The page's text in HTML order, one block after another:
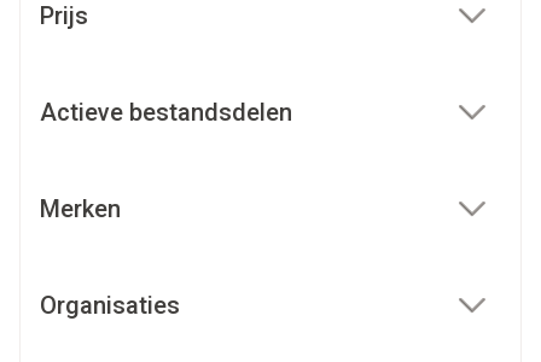
Prijs
Actieve bestandsdelen
Merken
Organisaties